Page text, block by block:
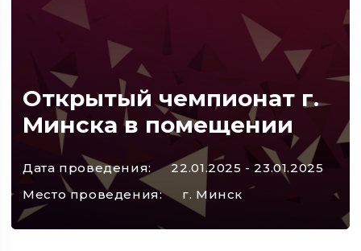
Открытый чемпионат г.
Минска в помещении
Дата проведения:
22.01.2025 - 23.01.2025
Место проведения:
г. Минск